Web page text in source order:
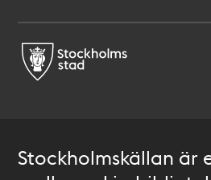
Stockholmskällan är